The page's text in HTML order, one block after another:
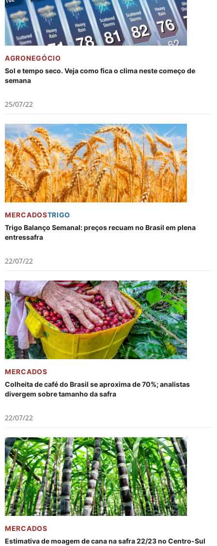
AGRONEGÓCIO
Sol e tempo seco. Veja como fica o clima neste começo de
semana
25/07/22
MERCADOSTRIGO
Trigo Balanço Semanal: preços recuam no Brasil em plena
entressafra
22/07/22
MERCADOS
Colheita de café do Brasil se aproxima de 70%; analistas
divergem sobre tamanho da safra
22/07/22
MERCADOS
Estimativa de moagem de cana na safra 22/23 no Centro-Sul